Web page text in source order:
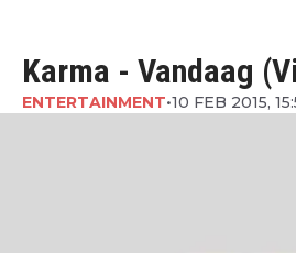
Karma - Vandaag
ENTERTAINMENT•10 FEB 2015,